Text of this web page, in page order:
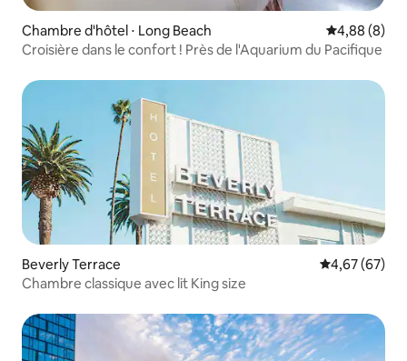
Chambre d'hôtel ⋅ Long Beach Évaluation
4,88 (8)
Croisière dans le confort ! Près de l'Aquarium du Pacifique
Beverly Terrace Évaluation
4,67 (67)
Chambre classique avec lit King size